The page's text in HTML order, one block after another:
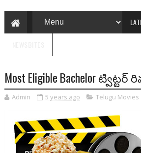
Most Eligible Bachelor ట్విట్టర్‌
Admin 5 years ago Telugu Movies